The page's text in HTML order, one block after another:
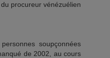
procureur vénézuélien
soupçonnées
de 2002, au cours